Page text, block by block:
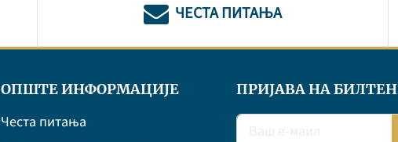
ЧЕСТА ПИТАЊА
ОПШТЕ ИНФОРМАЦИЈЕ
Честа питања
ПРИЈАВА НА БИЛТЕН